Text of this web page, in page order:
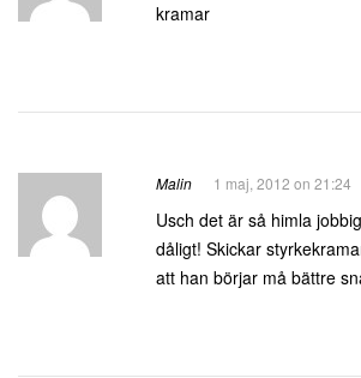
kramar
Malin 1 maj, 2012 on 21:24
Usch det är så himla
dåligt! Skickar
att han börjar må bättre